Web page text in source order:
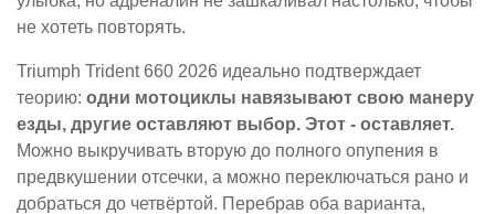
не хотеть повторять.
Triumph Trident 660 2026 идеально подтверждает
теорию: одни мотоциклы навязывают свою манеру
езды, другие оставляют выбор. Этот - оставляет.
Можно выкручивать вторую до полного опупения в
предвкушении отсечки, а можно переключаться рано и
добраться до четвёртой. Перебрав оба варианта,